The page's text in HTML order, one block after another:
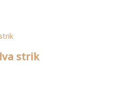
strik